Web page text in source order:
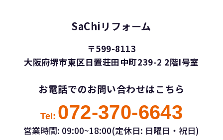
SaChiリフォーム
〒599-8113
大阪府堺市東区日置荘田中町239-2 2階I号室
お電話でのお問い合わせはこちら
Tel: 072-370-6643
営業時間: 09:00~18:00(定休日: 日曜日・祝日)